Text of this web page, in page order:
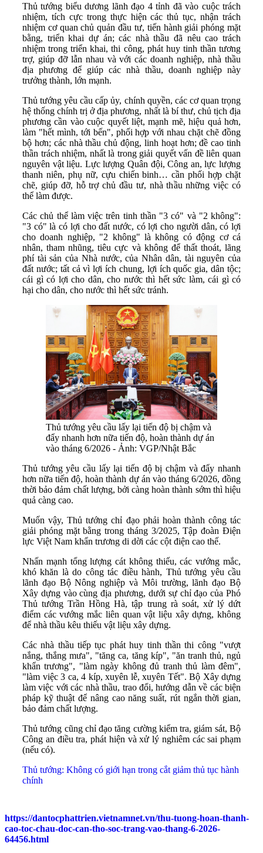
Thủ tướng biểu dương lãnh đạo 4 tỉnh đã vào cuộc trách
nhiệm, tích cực trong thực hiện các thủ tục, nhận trách
nhiệm cơ quan chủ quản đầu tư, tiến hành giải phóng mặt
bằng, triển khai dự án; các nhà thầu đã nêu cao trách
nhiệm trong triển khai, thi công, phát huy tinh thần tương
trợ, giúp đỡ lẫn nhau và với các doanh nghiệp, nhà thầu
địa phương để giúp các nhà thầu, doanh nghiệp này
trưởng thành, lớn mạnh.
Thủ tướng yêu cầu cấp ủy, chính quyền, các cơ quan trọng
hệ thống chính trị ở địa phương, nhất là bí thư, chủ tịch địa
phương cần vào cuộc quyết liệt, mạnh mẽ, hiệu quả hơn,
làm "hết mình, tới bến", phối hợp với nhau chặt chẽ đồng
bộ hơn; các nhà thầu chủ động, linh hoạt hơn; đề cao tinh
thần trách nhiệm, nhất là trong giải quyết vấn đề liên quan
nguyên vật liệu. Lực lượng Quân đội, Công an, lực lượng
thanh niên, phụ nữ, cựu chiến binh… cần phối hợp chặt
chẽ, giúp đỡ, hỗ trợ chủ đầu tư, nhà thầu những việc có
thể làm được.
Các chủ thể làm việc trên tinh thần "3 có" và "2 không":
"3 có" là có lợi cho đất nước, có lợi cho người dân, có lợi
cho doanh nghiệp, "2 không" là không có động cơ cá
nhân, tham nhũng, tiêu cực và không để thất thoát, lãng
phí tài sản của Nhà nước, của Nhân dân, tài nguyên của
đất nước; tất cả vì lợi ích chung, lợi ích quốc gia, dân tộc;
cái gì có lợi cho dân, cho nước thì hết sức làm, cái gì có
hại cho dân, cho nước thì hết sức tránh.
Thủ tướng yêu cầu lấy lại tiến độ bị chậm và
đẩy nhanh hơn nữa tiến độ, hoàn thành dự án
vào tháng 6/2026 - Ảnh: VGP/Nhật Bắc
Thủ tướng yêu cầu lấy lại tiến độ bị chậm và đẩy nhanh
hơn nữa tiến độ, hoàn thành dự án vào tháng 6/2026, đồng
thời bảo đảm chất lượng, bởi càng hoàn thành sớm thì hiệu
quả càng cao.
Muốn vậy, Thủ tướng chỉ đạo phải hoàn thành công tác
giải phóng mặt bằng trong tháng 3/2025, Tập đoàn Điện
lực Việt Nam khẩn trương di dời các cột điện cao thế.
Nhấn mạnh tổng lượng cát không thiếu, các vướng mắc,
khó khăn là do công tác điều hành, Thủ tướng yêu cầu
lãnh đạo Bộ Nông nghiệp và Môi trường, lãnh đạo Bộ
Xây dựng vào cùng địa phương, dưới sự chỉ đạo của Phó
Thủ tướng Trần Hồng Hà, tập trung rà soát, xử lý dứt
điểm các vướng mắc liên quan vật liệu xây dựng, không
để nhà thầu kêu thiếu vật liệu xây dựng.
Các nhà thầu tiếp tục phát huy tinh thần thi công "vượt
nắng, thắng mưa", "tăng ca, tăng kíp", "ăn tranh thủ, ngủ
khẩn trương", "làm ngày không đủ tranh thủ làm đêm",
"làm việc 3 ca, 4 kíp, xuyên lễ, xuyên Tết". Bộ Xây dựng
làm việc với các nhà thầu, trao đổi, hướng dẫn về các biện
pháp kỹ thuật để nâng cao năng suất, rút ngắn thời gian,
bảo đảm chất lượng.
Thủ tướng cũng chỉ đạo tăng cường kiểm tra, giám sát, Bộ
Công an điều tra, phát hiện và xử lý nghiêm các sai phạm
(nếu có).
Thủ tướng: Không có giới hạn trong cắt giảm thủ tục hành
chính
https://dantocphattrien.vietnamnet.vn/thu-tuong-hoan-thanh-
cao-toc-chau-doc-can-tho-soc-trang-vao-thang-6-2026-
64456.html